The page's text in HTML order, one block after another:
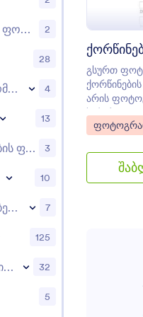
გსურთ
არის
საჭირო
ფორმა.
Go to
კურსდამთავრებულთა ფორმები 2
28
ქველმოქმედების ფორმები 4
13
კლიენტთა მომსახურების ფორმები 3
10
გასართობი ღონისძიებების ფორმები 7
125
ადამიანური რესურსების ფორმები 32
5